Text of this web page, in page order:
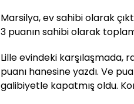
Marsilya, ev sahibi olarak
3 puanın sahibi olarak
Lille evindeki karşılaşmada,
puanı hanesine yazdı. Ve
galibiyetle kapatmış oldu.